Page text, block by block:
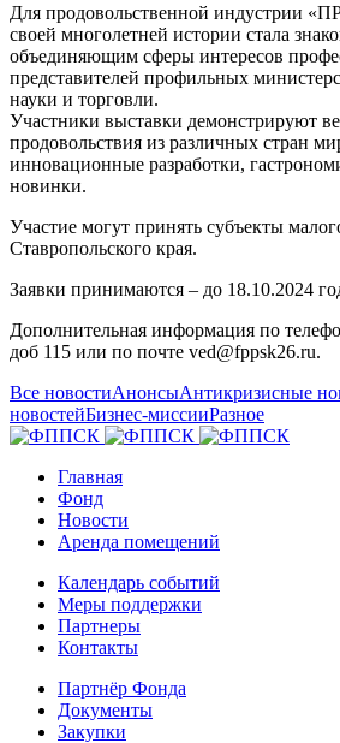
Для продовольственной индустрии
своей многолетней истории стала
объединяющим сферы интересов
представителей профильных
науки и торговли.
Участники выставки демонстрируют
продовольствия из различных стран
инновационные разработки,
новинки.
Участие могут принять субъекты
Ставропольского края.
Заявки принимаются – до 18.10.2024
Дополнительная информация по
доб 115 или по почте ved@fppsk26.ru.
Все новостиАнонсыАнтикризисные
новостейБизнес-миссииРазное
Главная
Фонд
Новости
Аренда помещений
Календарь событий
Меры поддержки
Партнеры
Контакты
Партнёр Фонда
Документы
Закупки